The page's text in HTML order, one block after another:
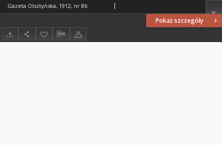
Pokaż szczegóły
Gazeta Olsztyńska, 1912, nr 86